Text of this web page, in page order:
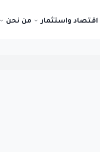
اقتصاد واستثمار من نحن